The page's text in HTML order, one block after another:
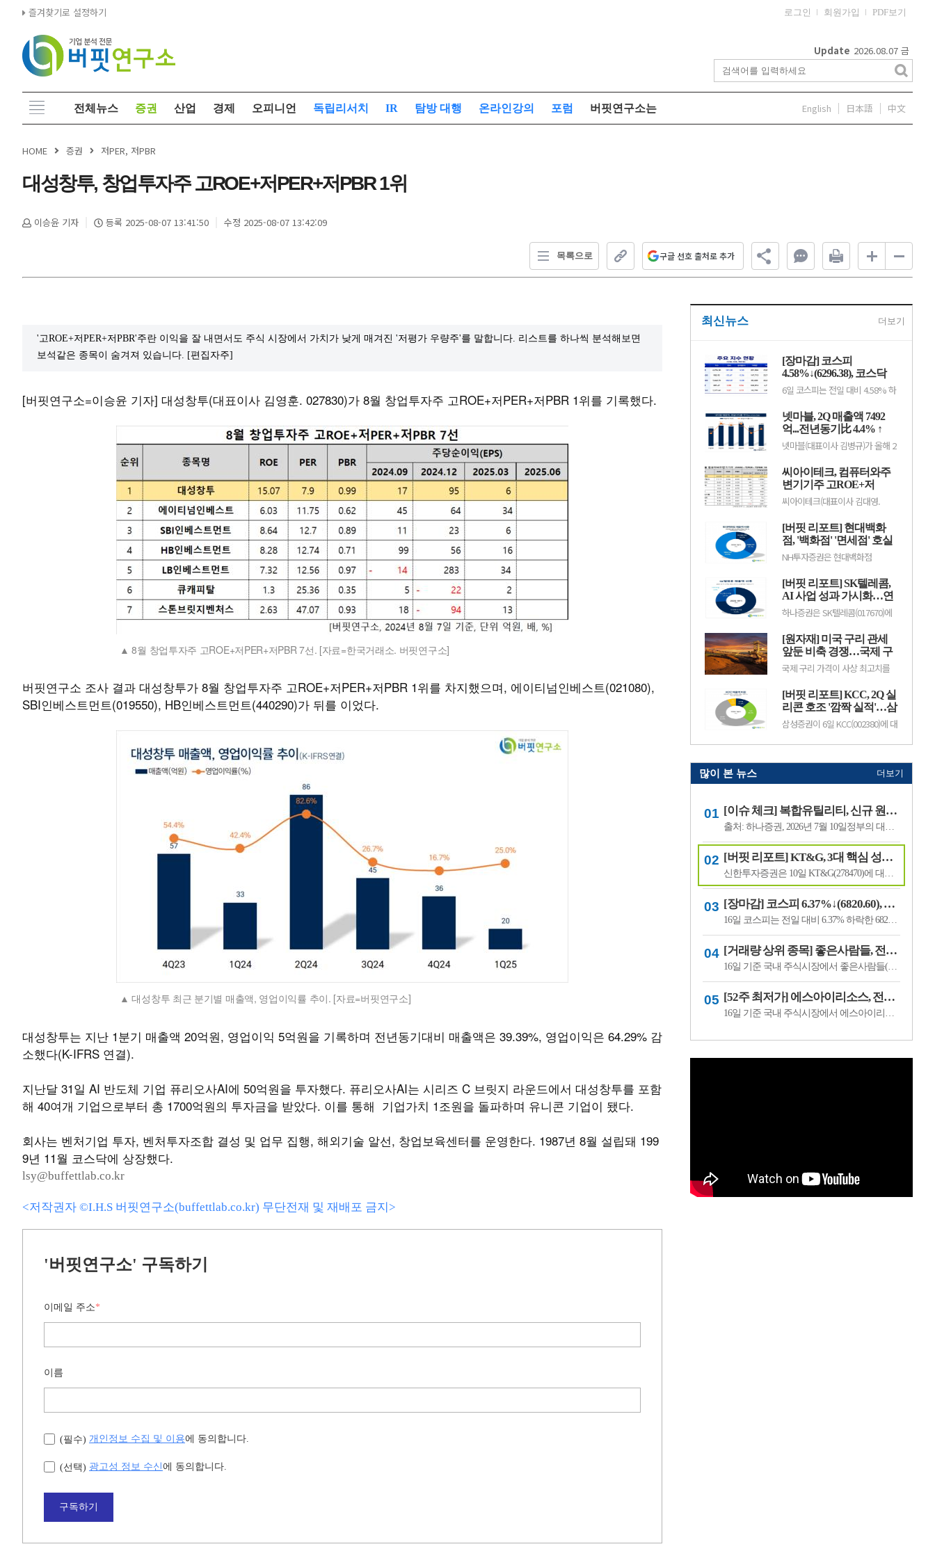
즐겨찾기로 설정하기 로그인 회원가입 PDF보기
Update 2026.08.07 금
전체뉴스 증권 산업 경제 오피니언 독립리서치 IR 탐방 대행 온라인강의 포럼 버핏연구소는 English 日本語 中文
HOME 증권 저PER, 저PBR
대성창투, 창업투자주 고ROE+저PER+저PBR 1위
이승윤 기자 등록 2025-08-07 13:41:50 수정 2025-08-07 13:42:09
목록으로 구글 선호 출처로 추가
'고ROE+저PER+저PBR'주란 이익을 잘 내면서도 주식 시장에서 가치가 낮게 매겨진 '저평가 우량주'를 말합니다. 리스트를 하나씩 분석해보면
보석같은 종목이 숨겨져 있습니다. [편집자주]
[버핏연구소=이승윤 기자] 대성창투(대표이사 김영훈. 027830)가 8월 창업투자주 고ROE+저PER+저PBR 1위를 기록했다.
8월 창업투자주 고ROE+저PER+저PBR 7선. [자료=한국거래소. 버핏연구소]
버핏연구소 조사 결과 대성창투가 8월 창업투자주 고ROE+저PER+저PBR 1위를 차지했으며, 에이티넘인베스트(021080),
SBI인베스트먼트(019550), HB인베스트먼트(440290)가 뒤를 이었다.
대성창투 최근 분기별 매출액, 영업이익률 추이. [자료=버핏연구소]
대성창투는 지난 1분기 매출액 20억원, 영업이익 5억원을 기록하며 전년동기대비 매출액은 39.39%, 영업이익은 64.29% 감
소했다(K-IFRS 연결).
지난달 31일 AI 반도체 기업 퓨리오사AI에 50억원을 투자했다. 퓨리오사AI는 시리즈 C 브릿지 라운드에서 대성창투를 포함
해 40여개 기업으로부터 총 1700억원의 투자금을 받았다. 이를 통해 기업가치 1조원을 돌파하며 유니콘 기업이 됐다.
회사는 벤처기업 투자, 벤처투자조합 결성 및 업무 집행, 해외기술 알선, 창업보육센터를 운영한다. 1987년 8월 설립돼 199
9년 11월 코스닥에 상장했다.
lsy@buffettlab.co.kr
<저작권자 ©I.H.S 버핏연구소(buffettlab.co.kr) 무단전재 및 재배포 금지>
'버핏연구소' 구독하기
이메일 주소*
이름
(필수) 개인정보 수집 및 이용에 동의합니다.
(선택) 광고성 정보 수신에 동의합니다.
구독하기
최신뉴스 더보기
[장마감] 코스피
4.58%↓(6296.38), 코스닥
0.26%↑(801.67)
6일 코스피는 전일 대비 4.58% 하
이날 개인은 4조1084억원을 순매
수했고 외국인과 기관은 각각 4조
66억원, 2366억원을 순매도했다.
코스닥은 전일 대비 0.26% 오른
801.67포인트로 거래를 마쳤다. 개
억원을 순매수한 반면 외국인은
2923억원을 순매도했다.임정은
KB증권 연구원은 KB리서치 장...
넷마블, 2Q 매출액 7492
억...전년동기比 4.4% ↑
넷마블(대표이사 김병규)가 올해 2
분기 실적으로 매출액 7492억원,
영업이익 801억원을 기록했다고
지난 5일 밝혔다(K-IFRS 연결). 전
년동기대비 매출액은 4.4% 증가
했고, 영업이익은 20.8% 감소했
다.직전 분기와 비교하면 매출액과
늘어났으며, 현금창출능력을 나타
내는 상각전영업이익(EBITDA)은
1120억원으로 집계됐다....
씨아이테크, 컴퓨터와주
변기기주 고ROE+저
PER+저PBR 1위
씨아이테크(대표이사 김대영.
004920)가 8월 컴퓨터와주변기기
주 고ROE+저PER+저PBR 1위를
기록했다.버핏연구소 조사 결과 씨
아이테크가 8월 컴퓨터와주변기기
주 고ROE+저PER+저PBR 1위를
차지했으며, 아이디스홀딩스
이디피(332370)가 뒤를 이었다.씨
아이테크는 지난 1분기 매출액 66
억원, 영업손실 15억원으로 전년
동기대..
[버핏 리포트] 현대백화
점, '백화점' '면세점' 호실
적...지누스 실적 악화로
컨센 하회 - NH
NH투자증권은 현대백화점
적 악화로 2분기 연결 실적은 시장
기대치를 밑돌았지만, 본업인 백화
점과 면세점은 기대 수준의 호실적
을 이어갔다고 평가했다. 투자의견
‘매수’를 유지했으나 목표주가는
했다. 현대백화점의 전일 종가는
11만100원이다.주영훈 NH투자증
권 연.
[버핏 리포트] SK텔레콤,
AI 사업 성과 가시화…연
간 영업이익 2조원 기대 -
하나
하나증권은 SK텔레콤(017670)에
대해 인공지능(AI) 사업이 본격적
인 성장 국면에 진입하면서 실적과
배당 확대가 기대된다고 전망했다.
이에 투자의견 '매수(BUY)'와 목표
주가 14만원을 유지했다. SK텔레
콤의 전일종가는 9만3000원이다.
레콤의 올해 2분기 연결 기준 영업
이익은 5660억원으로 시장 기대치
를 웃돌.
[원자재] 미국 구리 관세
앞둔 비축 경쟁…국제 구
리 가격 사상 최고치 경신
국제 구리 가격이 사상 최고치를
미국의 추가 구리 관세 부과를 앞
두고 기업들이 미리 물량 확보에
나선 데다, 미국 외 지역에서는 공
급 부족과 생산 차질까지 겹치면서
가격이 빠르게 상승한 것으로 풀이
소(COMEX)의 9월물 구리 가격은
2040만원)까.
[버핏 리포트] KCC, 2Q 실
리콘 호조 '깜짝 실적'…삼
성물산 배당 유입도 긍정
적 - 삼성
삼성증권이 6일 KCC(002380)에 대
해 "실리콘과 건자재 부문의 수익
성 회복으로 2분기 깜짝 실적을 달
로 한 주주환원 정책이 기대되지만
최근 주가 약세를 보이고 있다"며
투자의견 '매수'를 유지하고 목표
KCC의 전일종가는 43만2000원이
다.조현렬 삼성증권 애널리스트...
많이 본 뉴스 더보기
[이슈 체크] 복합유틸리티, 신규 원전 최대 4기 가능성…한국전력 장기 성장 기대
[버핏 리포트] KT&G, 3대 핵심 성장 산업·신성장동력 통해 견조한 주가 기대 – 신한
[장마감] 코스피 6.37%↓(6820.60), 코스닥 4.53%↓(791.84)
[거래량 상위 종목] 좋은사람들, 전일비 29.90% ↑... 현재가 530원
[52주 최저가] 에스아이리소스, 전일비 29.78.% ↓... 현재가 125원